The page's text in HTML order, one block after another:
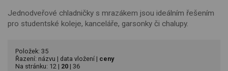
Jednodveřové chladničky s mrazákem jsou ideálním řešením
pro studentské koleje, kanceláře, garsonky či chalupy.
Položek: 35
Řazení: názvu | data vložení | ceny
Na stránku: 12 | 20 | 36